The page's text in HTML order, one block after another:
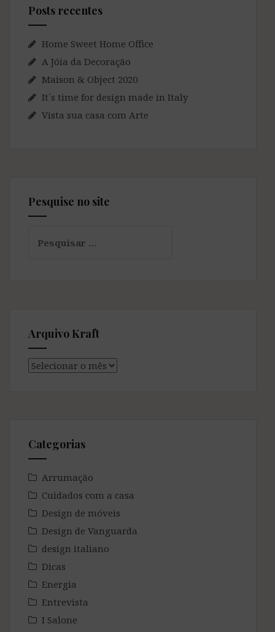
Posts recentes
Home Sweet Home Office
A Jóia da Decoração
Maison & Object 2020
It´s time for design made in Italy
Vista sua casa com Arte
Pesquise no site
por:
Arquivo Kraft
Arquivo
Categorias
Arrumação
Cuidados com a casa
Design de móveis
Design de Vanguarda
design italiano
Dicas
Energia
Entrevista
I Salone